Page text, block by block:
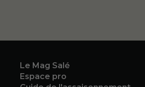
Le Mag Salé
Espace pro